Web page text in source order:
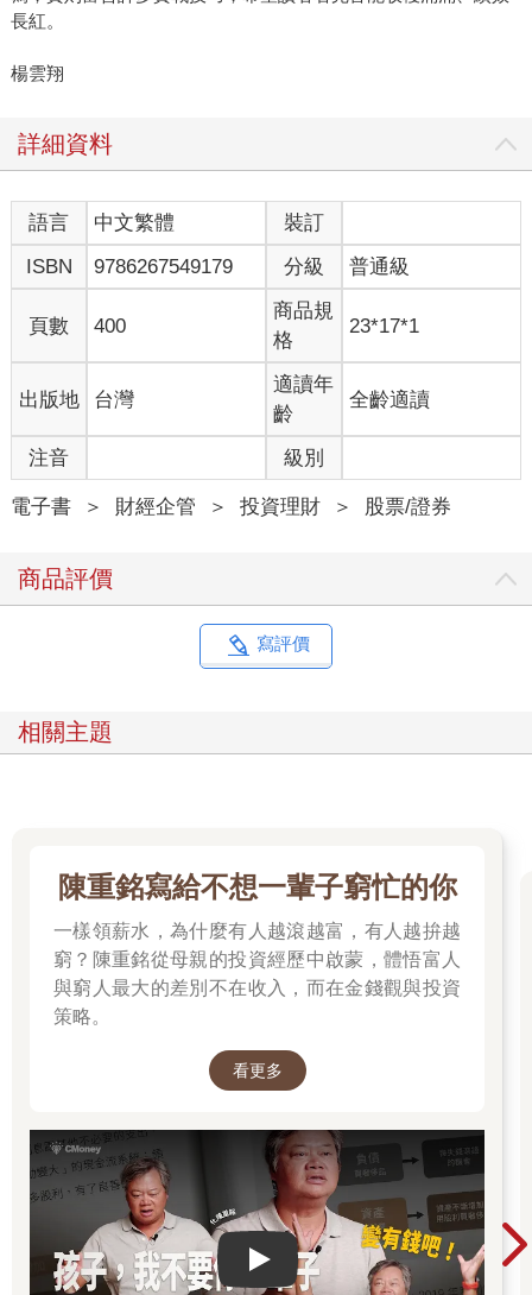
長紅。
楊雲翔
詳細資料
語言 中文繁體
裝訂
ISBN
9786267549179 分級 普通級
頁數 400
商品規
格
23*17*1
出版地 台灣
適讀年
齡
全齡適讀
注音 級別
電子書 ＞ 財經企管 ＞ 投資理財 ＞ 股票/證券
商品評價
寫評價
相關主題
陳重銘寫給不想一輩子窮忙的你
一樣領薪水，為什麼有人越滾越富，有人越拚越
窮？陳重銘從母親的投資經歷中啟蒙，體悟富人
與窮人最大的差別不在收入，而在金錢觀與投資
策略。
看更多
Play video